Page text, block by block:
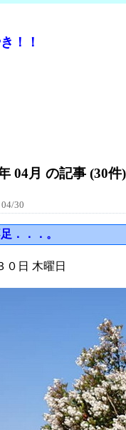
！！
04月 の記事 (30件)
30
．．．。
０日 木曜日